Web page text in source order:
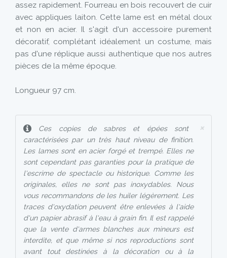
assez rapidement. Fourreau en bois recouvert de cuir
avec appliques laiton. Cette lame est en métal doux
et non en acier. Il s'agit d'un accessoire purement
décoratif, complétant idéalement un costume, mais
pas d'une réplique aussi authentique que nos autres
pièces de la même époque.
Longueur 97 cm.
×
Ces copies de sabres et épées sont
caractérisées par un très haut niveau de finition.
Les lames sont en acier forgé et trempé. Elles ne
sont cependant pas garanties pour la pratique de
l'escrime de spectacle ou historique. Comme les
originales, elles ne sont pas inoxydables. Nous
vous recommandons de les huiler légèrement. Les
traces d'oxydation peuvent être enlevées à l'aide
d'un papier abrasif à l'eau à grain fin. Il est rappelé
que la vente d'armes blanches aux mineurs est
interdite, et que même si nos reproductions sont
avant tout destinées à la décoration ou à la